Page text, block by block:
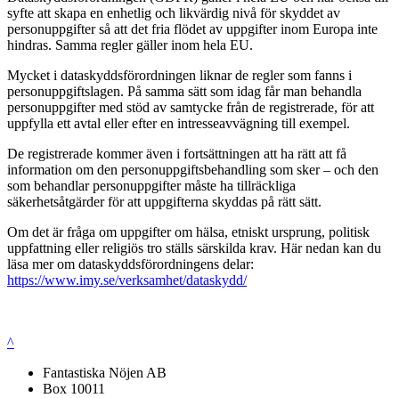
syfte att skapa en enhetlig och likvärdig nivå för skyddet av
personuppgifter så att det fria flödet av uppgifter inom Europa inte
hindras. Samma regler gäller inom hela EU.
Mycket i dataskyddsförordningen liknar de regler som fanns i
personuppgiftslagen. På samma sätt som idag får man behandla
personuppgifter med stöd av samtycke från de registrerade, för att
uppfylla ett avtal eller efter en intresseavvägning till exempel.
De registrerade kommer även i fortsättningen att ha rätt att få
information om den personuppgiftsbehandling som sker – och den
som behandlar personuppgifter måste ha tillräckliga
säkerhetsåtgärder för att uppgifterna skyddas på rätt sätt.
Om det är fråga om uppgifter om hälsa, etniskt ursprung, politisk
uppfattning eller religiös tro ställs särskilda krav. Här nedan kan du
läsa mer om dataskyddsförordningens delar:
https://www.imy.se/verksamhet/dataskydd/
^
Fantastiska Nöjen AB
Box 10011